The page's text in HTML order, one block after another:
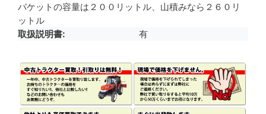
バケットの容量は２００リットル、山積みなら２６０リ
ットル
取扱説明書
有